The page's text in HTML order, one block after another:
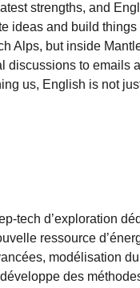
strengths, and
ideas and build things
Alps, but inside
to emails
us, English is not
tech d’exploration
ressource
modélisation
des